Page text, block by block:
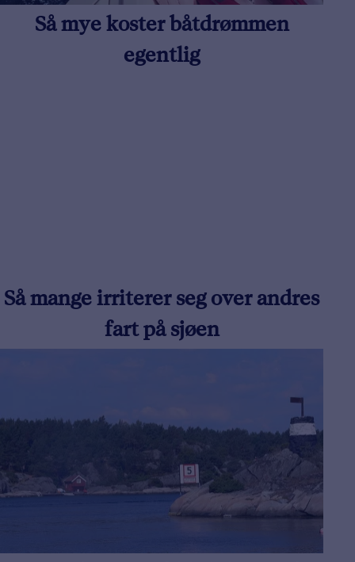
Så mye koster båtdrømmen
egentlig
Så mange irriterer seg over andres
fart på sjøen